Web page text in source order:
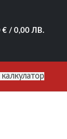
€ / 0,00 ЛВ.